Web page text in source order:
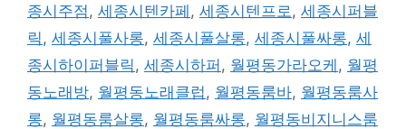
종시주점 , 세종시텐카페 , 세종시텐프로 , 세종시퍼블
릭 , 세종시풀사롱, 세종시풀살롱, 세종시풀싸롱, 세
종시하이퍼블릭 , 세종시하퍼 , 월평동가라오케 , 월평
동노래방, 월평동노래클럽 , 월평동룸바, 월평동룸사
롱, 월평동룸살롱, 월평동룸싸롱, 월평동비지니스룸